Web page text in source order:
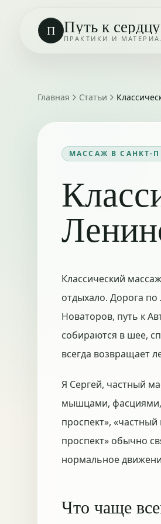
П Путь к сердцу
ПРАКТИКИ И
Главная Статьи
МАССАЖ В САНКТ-
Классический
отдыхало. Дорога
Новаторов, путь к
собираются в шее,
всегда возвращает
Я Сергей, частный
мышцами, фасциями,
проспект»,
проспект» обычно
нормальное
Что чаще